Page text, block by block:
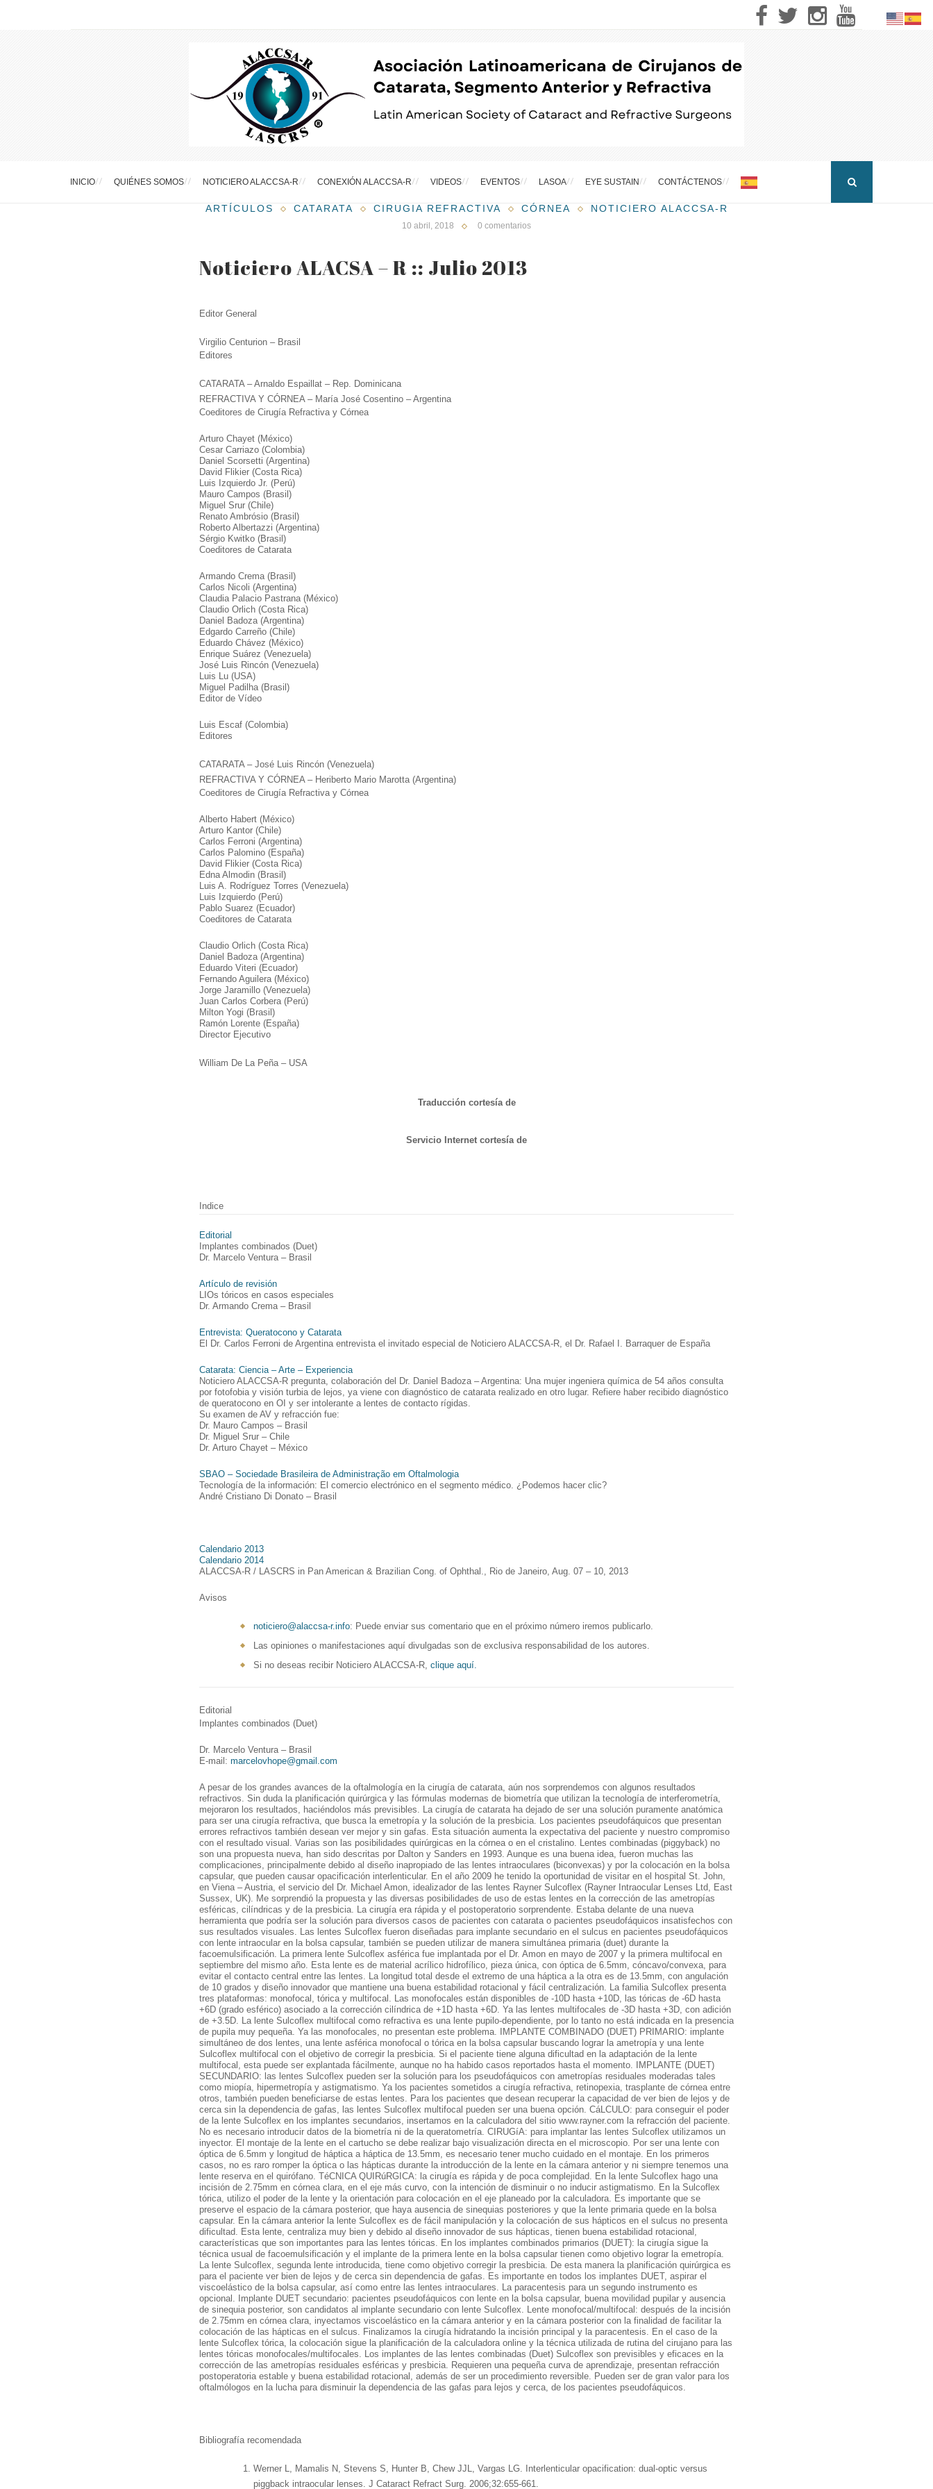
INICIO QUIÉNES SOMOS NOTICIERO ALACCSA-R CONEXIÓN ALACCSA-R VIDEOS EVENTOS LASOA EYE SUSTAIN CONTÁCTENOS
ARTÍCULOS CATARATA CIRUGIA REFRACTIVA CÓRNEA NOTICIERO ALACCSA-R
10 abril, 2018 0 comentarios
Noticiero ALACSA – R :: Julio 2013
Editor General
Virgilio Centurion – Brasil
Editores
CATARATA – Arnaldo Espaillat – Rep. Dominicana
REFRACTIVA Y CÓRNEA – María José Cosentino – Argentina
Coeditores de Cirugía Refractiva y Córnea
Arturo Chayet (México)
Cesar Carriazo (Colombia)
Daniel Scorsetti (Argentina)
David Flikier (Costa Rica)
Luis Izquierdo Jr. (Perú)
Mauro Campos (Brasil)
Miguel Srur (Chile)
Renato Ambrósio (Brasil)
Roberto Albertazzi (Argentina)
Sérgio Kwitko (Brasil)
Coeditores de Catarata
Armando Crema (Brasil)
Carlos Nicoli (Argentina)
Claudia Palacio Pastrana (México)
Claudio Orlich (Costa Rica)
Daniel Badoza (Argentina)
Edgardo Carreño (Chile)
Eduardo Chávez (México)
Enrique Suárez (Venezuela)
José Luis Rincón (Venezuela)
Luis Lu (USA)
Miguel Padilha (Brasil)
Editor de Vídeo
Luis Escaf (Colombia)
Editores
CATARATA – José Luis Rincón (Venezuela)
REFRACTIVA Y CÓRNEA – Heriberto Mario Marotta (Argentina)
Coeditores de Cirugía Refractiva y Córnea
Alberto Habert (México)
Arturo Kantor (Chile)
Carlos Ferroni (Argentina)
Carlos Palomino (España)
David Flikier (Costa Rica)
Edna Almodin (Brasil)
Luis A. Rodríguez Torres (Venezuela)
Luis Izquierdo (Perú)
Pablo Suarez (Ecuador)
Coeditores de Catarata
Claudio Orlich (Costa Rica)
Daniel Badoza (Argentina)
Eduardo Viteri (Ecuador)
Fernando Aguilera (México)
Jorge Jaramillo (Venezuela)
Juan Carlos Corbera (Perú)
Milton Yogi (Brasil)
Ramón Lorente (España)
Director Ejecutivo
William De La Peña – USA
Traducción cortesía de
Servicio Internet cortesía de
Indice
Editorial
Implantes combinados (Duet)
Dr. Marcelo Ventura – Brasil
Artículo de revisión
LIOs tóricos en casos especiales
Dr. Armando Crema – Brasil
Entrevista: Queratocono y Catarata
El Dr. Carlos Ferroni de Argentina entrevista el invitado especial de Noticiero ALACCSA-R, el Dr. Rafael I. Barraquer de España
Catarata: Ciencia – Arte – Experiencia
Noticiero ALACCSA-R pregunta, colaboración del Dr. Daniel Badoza – Argentina: Una mujer ingeniera química de 54 años consulta
por fotofobia y visión turbia de lejos, ya viene con diagnóstico de catarata realizado en otro lugar. Refiere haber recibido diagnóstico
de queratocono en OI y ser intolerante a lentes de contacto rígidas.
Su examen de AV y refracción fue:
Dr. Mauro Campos – Brasil
Dr. Miguel Srur – Chile
Dr. Arturo Chayet – México
SBAO – Sociedade Brasileira de Administração em Oftalmologia
Tecnología de la información: El comercio electrónico en el segmento médico. ¿Podemos hacer clic?
André Cristiano Di Donato – Brasil
Calendario 2013
Calendario 2014
ALACCSA-R / LASCRS in Pan American & Brazilian Cong. of Ophthal., Rio de Janeiro, Aug. 07 – 10, 2013
Avisos
noticiero@alaccsa-r.info: Puede enviar sus comentario que en el próximo número iremos publicarlo.
Las opiniones o manifestaciones aquí divulgadas son de exclusiva responsabilidad de los autores.
Si no deseas recibir Noticiero ALACCSA-R, clique aquí.
Editorial
Implantes combinados (Duet)
Dr. Marcelo Ventura – Brasil
E-mail: marcelovhope@gmail.com
A pesar de los grandes avances de la oftalmología en la cirugía de catarata, aún nos sorprendemos con algunos resultados
refractivos. Sin duda la planificación quirúrgica y las fórmulas modernas de biometría que utilizan la tecnología de interferometría,
mejoraron los resultados, haciéndolos más previsibles. La cirugía de catarata ha dejado de ser una solución puramente anatómica
para ser una cirugía refractiva, que busca la emetropía y la solución de la presbicia. Los pacientes pseudofáquicos que presentan
errores refractivos también desean ver mejor y sin gafas. Esta situación aumenta la expectativa del paciente y nuestro compromiso
con el resultado visual. Varias son las posibilidades quirúrgicas en la córnea o en el cristalino. Lentes combinadas (piggyback) no
son una propuesta nueva, han sido descritas por Dalton y Sanders en 1993. Aunque es una buena idea, fueron muchas las
complicaciones, principalmente debido al diseño inapropiado de las lentes intraoculares (biconvexas) y por la colocación en la bolsa
capsular, que pueden causar opacificación interlenticular. En el año 2009 he tenido la oportunidad de visitar en el hospital St. John,
en Viena – Austria, el servicio del Dr. Michael Amon, idealizador de las lentes Rayner Sulcoflex (Rayner Intraocular Lenses Ltd, East
Sussex, UK). Me sorprendió la propuesta y las diversas posibilidades de uso de estas lentes en la corrección de las ametropías
esféricas, cilíndricas y de la presbicia. La cirugía era rápida y el postoperatorio sorprendente. Estaba delante de una nueva
herramienta que podría ser la solución para diversos casos de pacientes con catarata o pacientes pseudofáquicos insatisfechos con
sus resultados visuales. Las lentes Sulcoflex fueron diseñadas para implante secundario en el sulcus en pacientes pseudofáquicos
con lente intraocular en la bolsa capsular, también se pueden utilizar de manera simultánea primaria (duet) durante la
facoemulsificación. La primera lente Sulcoflex asférica fue implantada por el Dr. Amon en mayo de 2007 y la primera multifocal en
septiembre del mismo año. Esta lente es de material acrílico hidrofílico, pieza única, con óptica de 6.5mm, cóncavo/convexa, para
evitar el contacto central entre las lentes. La longitud total desde el extremo de una háptica a la otra es de 13.5mm, con angulación
de 10 grados y diseño innovador que mantiene una buena estabilidad rotacional y fácil centralización. La familia Sulcoflex presenta
tres plataformas: monofocal, tórica y multifocal. Las monofocales están disponibles de -10D hasta +10D, las tóricas de -6D hasta
+6D (grado esférico) asociado a la corrección cilíndrica de +1D hasta +6D. Ya las lentes multifocales de -3D hasta +3D, con adición
de +3.5D. La lente Sulcoflex multifocal como refractiva es una lente pupilo-dependiente, por lo tanto no está indicada en la presencia
de pupila muy pequeña. Ya las monofocales, no presentan este problema. IMPLANTE COMBINADO (DUET) PRIMARIO: implante
simultáneo de dos lentes, una lente asférica monofocal o tórica en la bolsa capsular buscando lograr la ametropía y una lente
Sulcoflex multifocal con el objetivo de corregir la presbicia. Si el paciente tiene alguna dificultad en la adaptación de la lente
multifocal, esta puede ser explantada fácilmente, aunque no ha habido casos reportados hasta el momento. IMPLANTE (DUET)
SECUNDARIO: las lentes Sulcoflex pueden ser la solución para los pseudofáquicos con ametropías residuales moderadas tales
como miopía, hipermetropía y astigmatismo. Ya los pacientes sometidos a cirugía refractiva, retinopexia, trasplante de córnea entre
otros, también pueden beneficiarse de estas lentes. Para los pacientes que desean recuperar la capacidad de ver bien de lejos y de
cerca sin la dependencia de gafas, las lentes Sulcoflex multifocal pueden ser una buena opción. CáLCULO: para conseguir el poder
de la lente Sulcoflex en los implantes secundarios, insertamos en la calculadora del sitio www.rayner.com la refracción del paciente.
No es necesario introducir datos de la biometría ni de la queratometría. CIRUGíA: para implantar las lentes Sulcoflex utilizamos un
inyector. El montaje de la lente en el cartucho se debe realizar bajo visualización directa en el microscopio. Por ser una lente con
óptica de 6.5mm y longitud de háptica a háptica de 13.5mm, es necesario tener mucho cuidado en el montaje. En los primeros
casos, no es raro romper la óptica o las hápticas durante la introducción de la lente en la cámara anterior y ni siempre tenemos una
lente reserva en el quirófano. TéCNICA QUIRúRGICA: la cirugía es rápida y de poca complejidad. En la lente Sulcoflex hago una
incisión de 2.75mm en córnea clara, en el eje más curvo, con la intención de disminuir o no inducir astigmatismo. En la Sulcoflex
tórica, utilizo el poder de la lente y la orientación para colocación en el eje planeado por la calculadora. Es importante que se
preserve el espacio de la cámara posterior, que haya ausencia de sinequias posteriores y que la lente primaria quede en la bolsa
capsular. En la cámara anterior la lente Sulcoflex es de fácil manipulación y la colocación de sus hápticos en el sulcus no presenta
dificultad. Esta lente, centraliza muy bien y debido al diseño innovador de sus hápticas, tienen buena estabilidad rotacional,
características que son importantes para las lentes tóricas. En los implantes combinados primarios (DUET): la cirugía sigue la
técnica usual de facoemulsificación y el implante de la primera lente en la bolsa capsular tienen como objetivo lograr la emetropía.
La lente Sulcoflex, segunda lente introducida, tiene como objetivo corregir la presbicia. De esta manera la planificación quirúrgica es
para el paciente ver bien de lejos y de cerca sin dependencia de gafas. Es importante en todos los implantes DUET, aspirar el
viscoelástico de la bolsa capsular, así como entre las lentes intraoculares. La paracentesis para un segundo instrumento es
opcional. Implante DUET secundario: pacientes pseudofáquicos con lente en la bolsa capsular, buena movilidad pupilar y ausencia
de sinequia posterior, son candidatos al implante secundario con lente Sulcoflex. Lente monofocal/multifocal: después de la incisión
de 2.75mm en córnea clara, inyectamos viscoelástico en la cámara anterior y en la cámara posterior con la finalidad de facilitar la
colocación de las hápticas en el sulcus. Finalizamos la cirugía hidratando la incisión principal y la paracentesis. En el caso de la
lente Sulcoflex tórica, la colocación sigue la planificación de la calculadora online y la técnica utilizada de rutina del cirujano para las
lentes tóricas monofocales/multifocales. Los implantes de las lentes combinadas (Duet) Sulcoflex son previsibles y eficaces en la
corrección de las ametropías residuales esféricas y presbicia. Requieren una pequeña curva de aprendizaje, presentan refracción
postoperatoria estable y buena estabilidad rotacional, además de ser un procedimiento reversible. Pueden ser de gran valor para los
oftalmólogos en la lucha para disminuir la dependencia de las gafas para lejos y cerca, de los pacientes pseudofáquicos.
Bibliografía recomendada
Werner L, Mamalis N, Stevens S, Hunter B, Chew JJL, Vargas LG. Interlenticular opacification: dual-optic versus
piggback intraocular lenses. J Cataract Refract Surg. 2006;32:655-661.